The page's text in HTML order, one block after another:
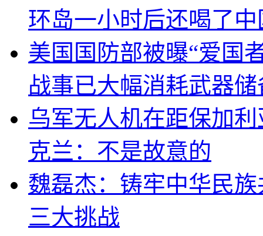
环岛一小时后还喝了
美国国防部被曝“爱国
战事已大幅消耗武器储
乌军无人机在距保加
克兰：不是故意的
魏磊杰：铸牢中华民
三大挑战